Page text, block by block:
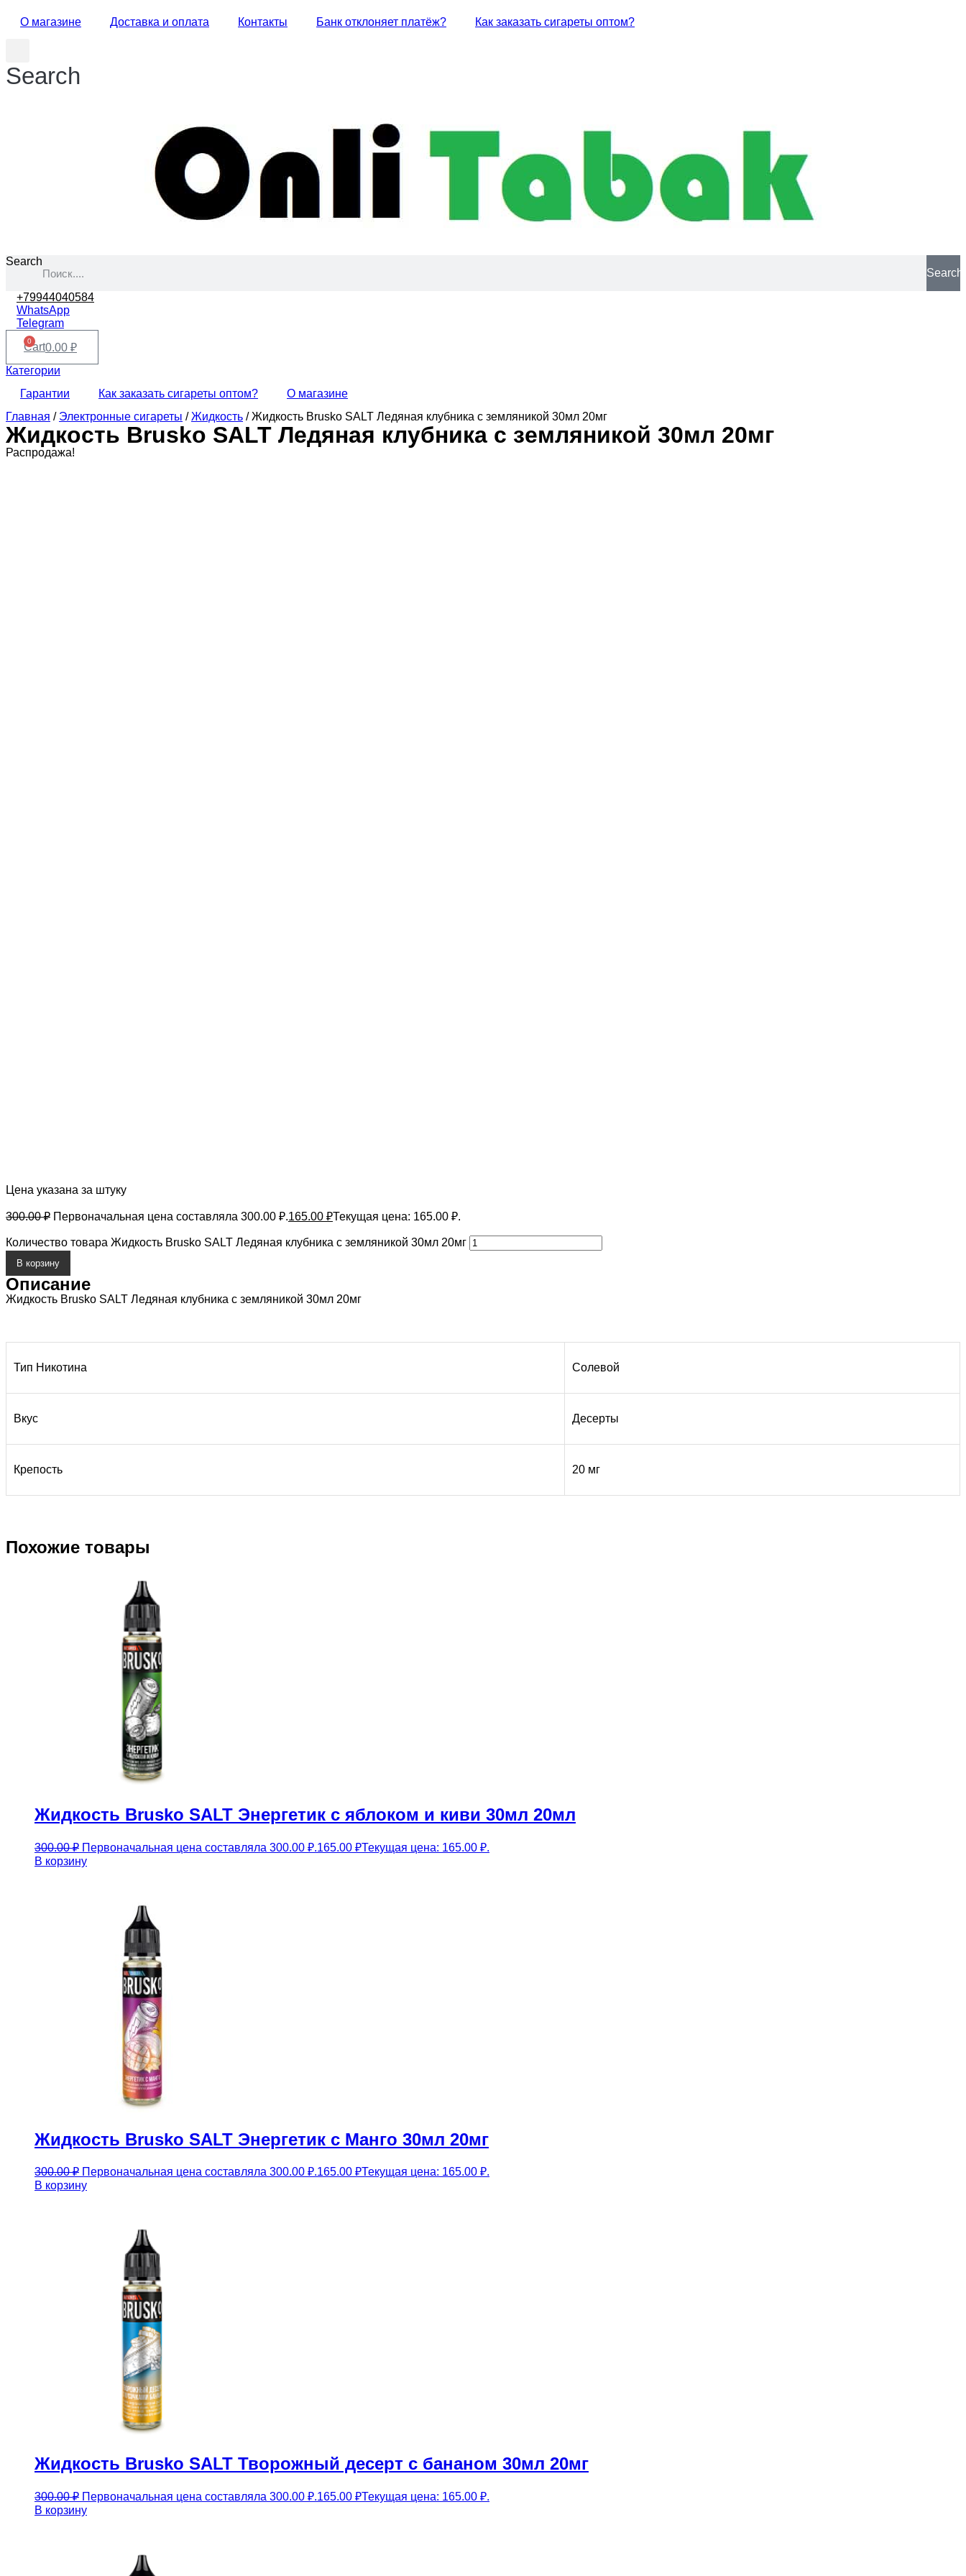
О магазине Доставка и оплата Контакты Банк отклоняет платёж? Как заказать сигареты оптом?
Search
Search
Search
+79944040584
WhatsApp
Telegram
0.00 ₽
0
Cart
Категории
Гарантии
Как заказать сигареты оптом?
О магазине
Главная / Электронные сигареты /Жидкость / Жидкость Brusko SALT Ледяная клубника с земляникой 30мл 20мг
Жидкость Brusko SALT Ледяная клубника с земляникой 30мл 20мг
Распродажа!
Цена указана за штуку
300.00₽ Первоначальная цена составляла 300.00 ₽.165.00 ₽Текущая цена: 165.00 ₽.
Количество товара Жидкость Brusko SALT Ледяная клубника с земляникой 30мл 20мг
В корзину
Описание
Жидкость Brusko SALT Ледяная клубника с земляникой 30мл 20мг
Тип Никотина Солевой
Вкус Десерты
Крепость 20 мг
Похожие товары
Жидкость Brusko SALT Энергетик с яблоком и киви 30мл 20мл
300.00₽ Первоначальная цена составляла 300.00 ₽.165.00 ₽Текущая цена: 165.00 ₽.
В корзину
Жидкость Brusko SALT Энергетик с Манго 30мл 20мг
300.00₽ Первоначальная цена составляла 300.00 ₽.165.00 ₽Текущая цена: 165.00 ₽.
В корзину
Жидкость Brusko SALT Творожный десерт с бананом 30мл 20мг
300.00₽ Первоначальная цена составляла 300.00 ₽.165.00 ₽Текущая цена: 165.00 ₽.
В корзину